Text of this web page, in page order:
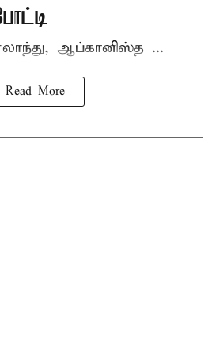
ஆப்கானிஸ்த ...
Read More